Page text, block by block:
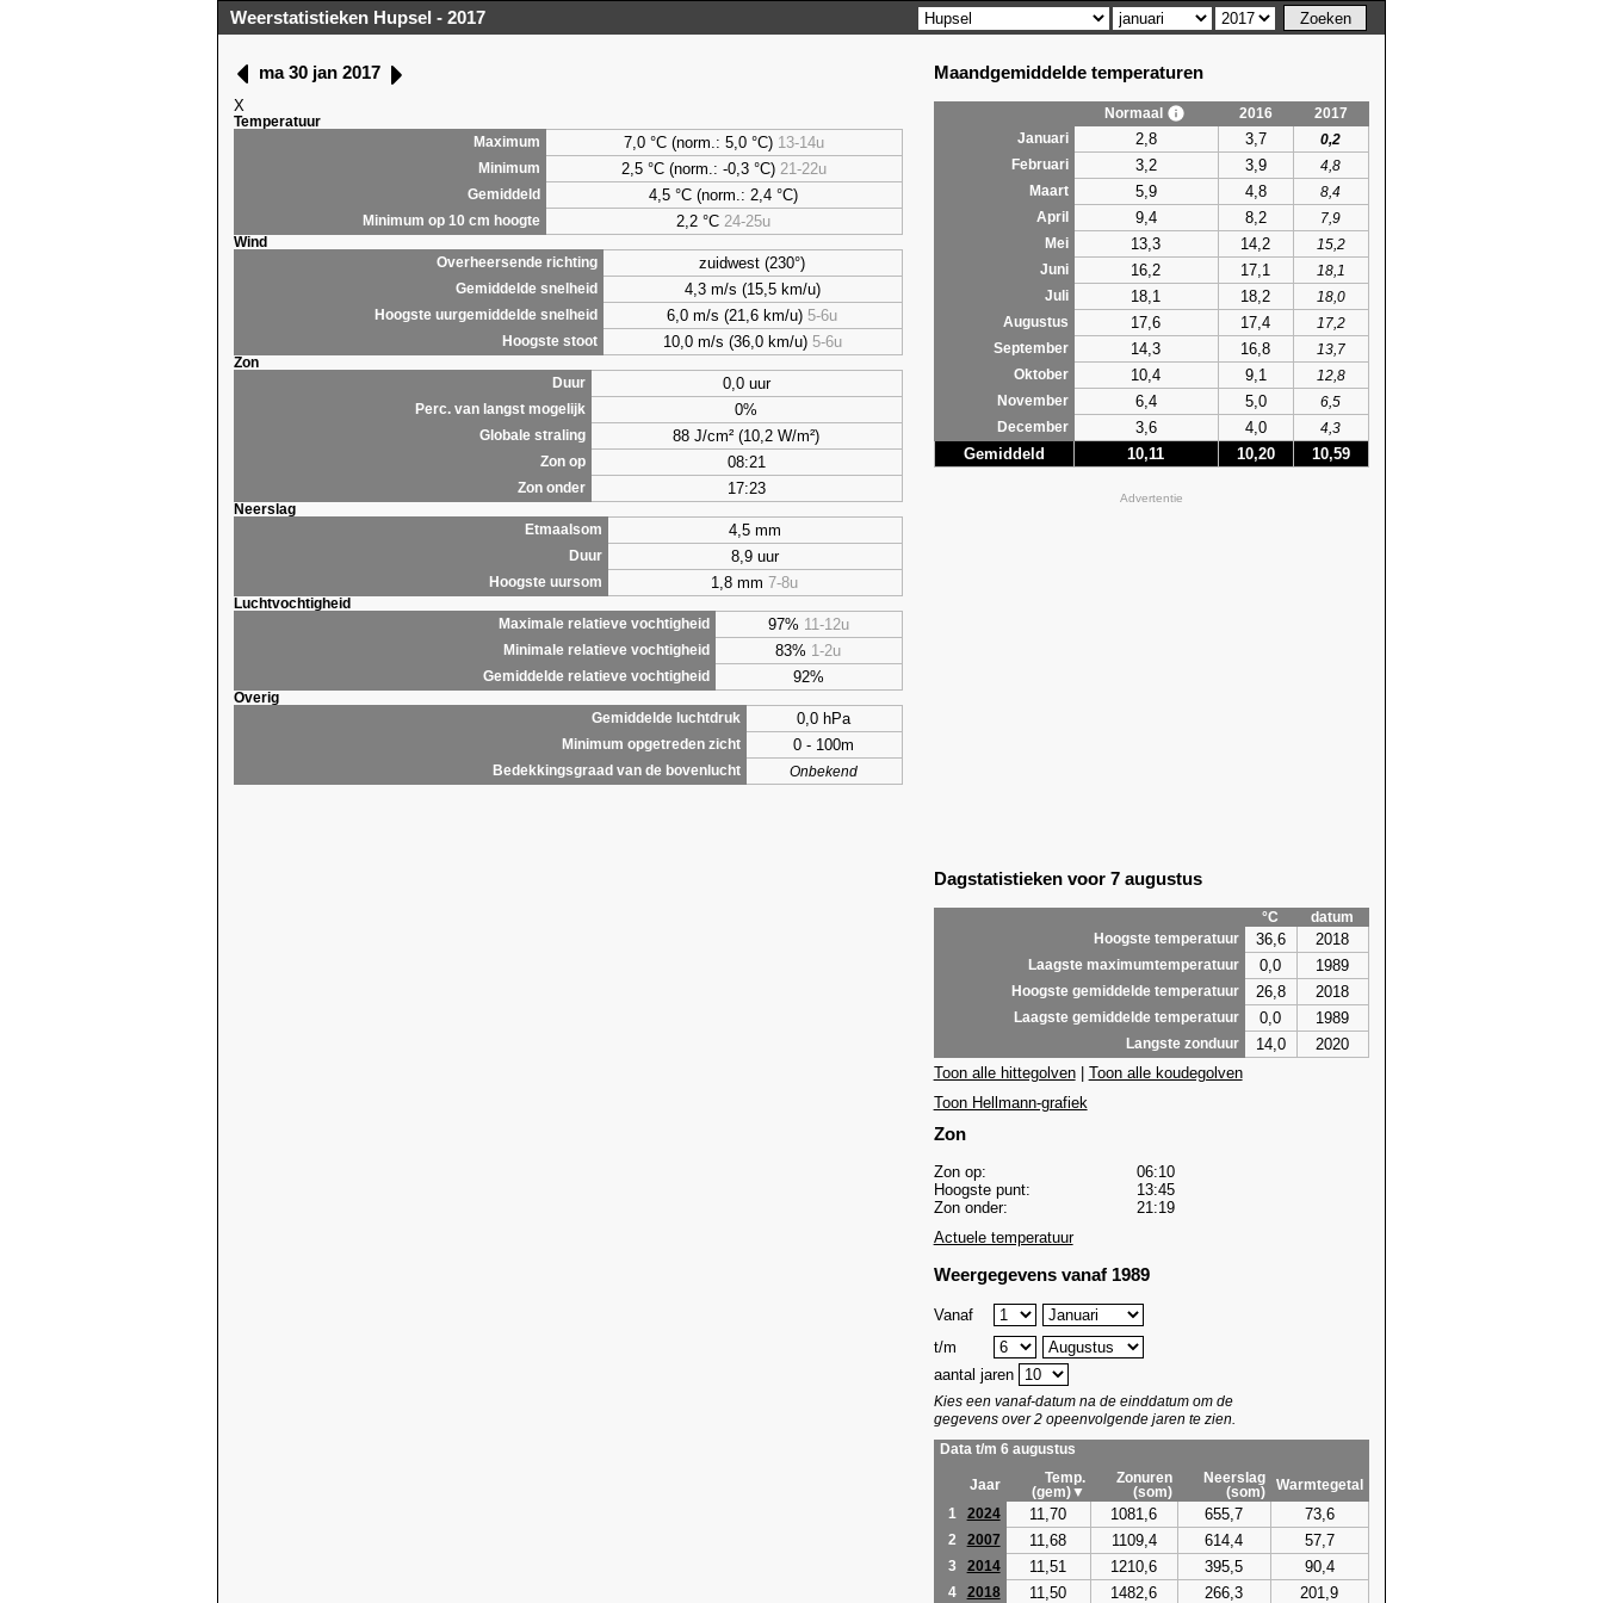
Weerstatistieken Hupsel - 2017
ma 30 jan 2017
X
Temperatuur
Maximum
7,0 °C (norm.: 5,0 °C) 13-14u
Minimum 2,5 °C (norm.: -0,3 °C) 21-22u
Gemiddeld 4,5 °C (norm.: 2,4 °C)
Minimum op 10 cm hoogte 2,2 °C 24-25u
Wind
Overheersende richting
zuidwest (230°)
Gemiddelde snelheid 4,3 m/s (15,5 km/u)
Hoogste uurgemiddelde snelheid 6,0 m/s (21,6 km/u) 5-6u
Hoogste stoot 10,0 m/s (36,0 km/u) 5-6u
Zon
Duur
0,0 uur
Perc. van langst mogelijk 0%
Globale straling 88 J/cm² (10,2 W/m²)
Zon op 08:21
Zon onder 17:23
Neerslag
Etmaalsom
4,5 mm
Duur 8,9 uur
Hoogste uursom 1,8 mm7-8u
Luchtvochtigheid
Maximale relatieve vochtigheid
97% 11-12u
Minimale relatieve vochtigheid 83% 1-2u
Gemiddelde relatieve vochtigheid 92%
Overig
Gemiddelde luchtdruk
0,0 hPa
Minimum opgetreden zicht 0 - 100m
Bedekkingsgraad van de bovenlucht Onbekend
Maandgemiddelde temperaturen
Normaal 2016
2017
Januari
2,8 3,7
0,2
Februari
3,2 3,9
4,8
Maart
5,9 4,8
8,4
April
9,4 8,2
7,9
Mei
13,3 14,2
15,2
Juni
16,2 17,1
18,1
Juli
18,1 18,2
18,0
Augustus
17,6 17,4
17,2
September
14,3 16,8
13,7
Oktober
10,4 9,1
12,8
November
6,4 5,0
6,5
December
3,6 4,0 4,3
Gemiddeld 10,11 10,20 10,59
Advertentie
Dagstatistieken voor 7 augustus
°C
datum
Hoogste temperatuur
36,6 2018
Laagste maximumtemperatuur 0,0 1989
Hoogste gemiddelde temperatuur 26,8 2018
Laagste gemiddelde temperatuur 0,0 1989
Langste zonduur 14,0
2020
Toon alle hittegolven| Toon alle koudegolven
Toon Hellmann-grafiek
Zon
Zon op:
06:10
Hoogste punt:
13:45
Zon onder:
21:19
Actuele temperatuur
Weergegevens vanaf 1989
Vanaf
t/m
aantal jaren
Kies een vanaf-datum na de einddatum om de
gegevens over 2 opeenvolgende jaren te zien.
Data t/m 6 augustus
Jaar
Temp.
(gem)▼
Zonuren
(som)
Neerslag
(som)
Warmtegetal
1
2024 11,70 1081,6 655,7 73,6
2 2007 11,68 1109,4 614,4 57,7
3 2014 11,51 1210,6 395,5 90,4
4 2018 11,50 1482,6 266,3 201,9